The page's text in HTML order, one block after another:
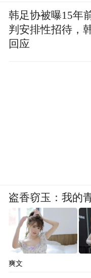
韩足协被曝15年
判安排性招待，
回应
盗香窃玉：我的
爽文